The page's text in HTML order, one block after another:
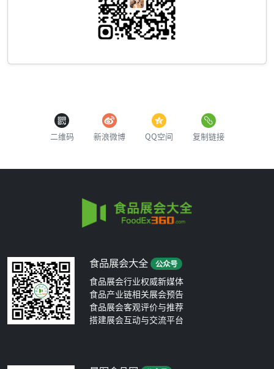
二维码 新浪微博 QQ空间 复制链接
食品展会大全 公众号
食品展会行业权威新媒体
食品产业链相关展会预告
食品展会客观评价与推荐
搭建展会互动与交流平台